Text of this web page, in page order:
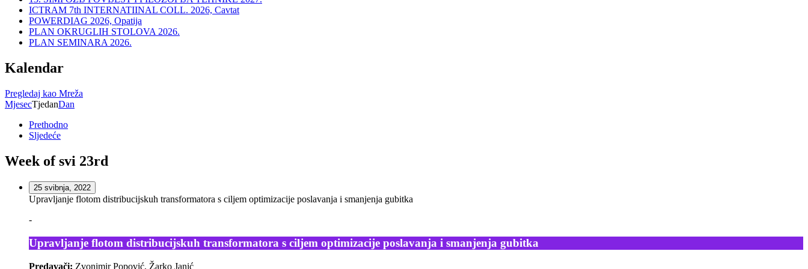
ICTRAM 7th INTERNATIINAL COLL. 2026, Cavtat
POWERDIAG 2026, Opatija
PLAN OKRUGLIH STOLOVA 2026.
PLAN SEMINARA 2026.
Kalendar
Pregledaj kao Mreža
MjesecTjedanDan
Prethodno
Sljedeće
Week of svi 23rd
25 svibnja, 2022
Upravljanje flotom distribucijskuh transformatora s ciljem optimizacije poslavanja i smanjenja gubitka
-
Upravljanje flotom distribucijskuh transformatora s ciljem optimizacije poslavanja i smanjenja gubitka
Predavači: Zvonimir Popović, Žarko Janić